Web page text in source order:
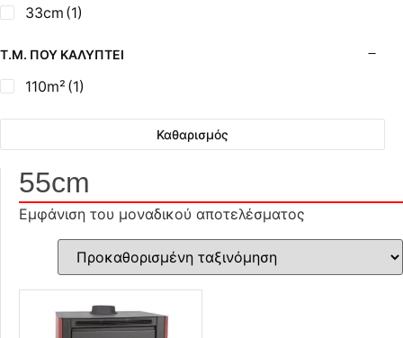
33cm (1)
Τ.Μ. ΠΟΥ ΚΑΛΎΠΤΕΙ
110m² (1)
Καθαρισμός
55cm
Εμφάνιση του μοναδικού αποτελέσματος